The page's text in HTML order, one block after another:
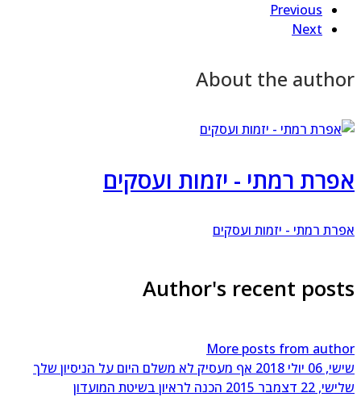
Previous
Next
About the
רמתי - יזמות ועסקים
רמתי - יזמות ועסקים
Author's recent
More posts from
יולי 2018
אף מעסיק לא משלם היום על הניסיון שלך
22 דצמבר 2015
הכנה לראיון בשיטת המועדון